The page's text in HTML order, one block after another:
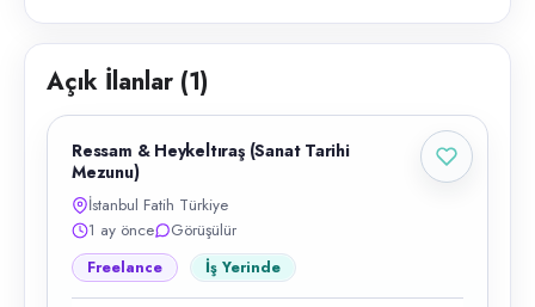
Açık İlanlar (1)
Ressam & Heykeltıraş (Sanat Tarihi
Mezunu)
İstanbul Fatih Türkiye
1 ay önce
Görüşülür
Freelance İş Yerinde